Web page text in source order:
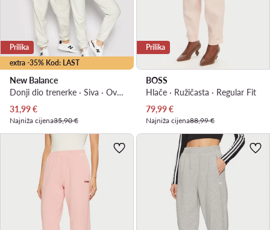
extra -35% Kod: LAST
Prilika
New Balance
Donji dio trenerke · Siva · Oversize
Trenutna cijena
31,99€
Najniža cijena35,90 €
Prilika
BOSS
Hlače · Ružičasta · Regular Fit
Trenutna cijena
79,99€
Najniža cijena88,99 €